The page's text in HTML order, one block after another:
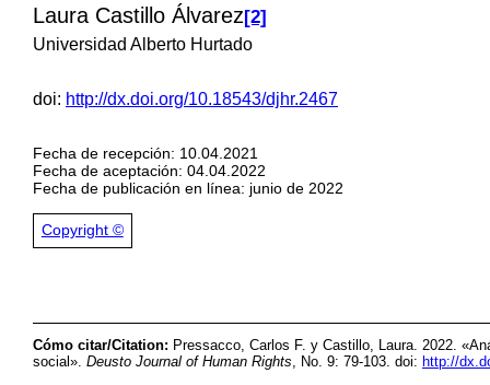
Laura Castillo Álvarez [2]
Universidad Alberto Hurtado
doi: http://dx.doi.org/10.18543/djhr.2467
Fecha de recepción: 10.04.2021
Fecha de aceptación: 04.04.2022
Fecha de publicación en línea: junio de 2022
Copyright ©
Cómo citar/Citation: Pressacco, Carlos F. y Castillo, Laura. 2022.
social». Deusto Journal of Human Rights, No. 9: 79-103. doi: http://